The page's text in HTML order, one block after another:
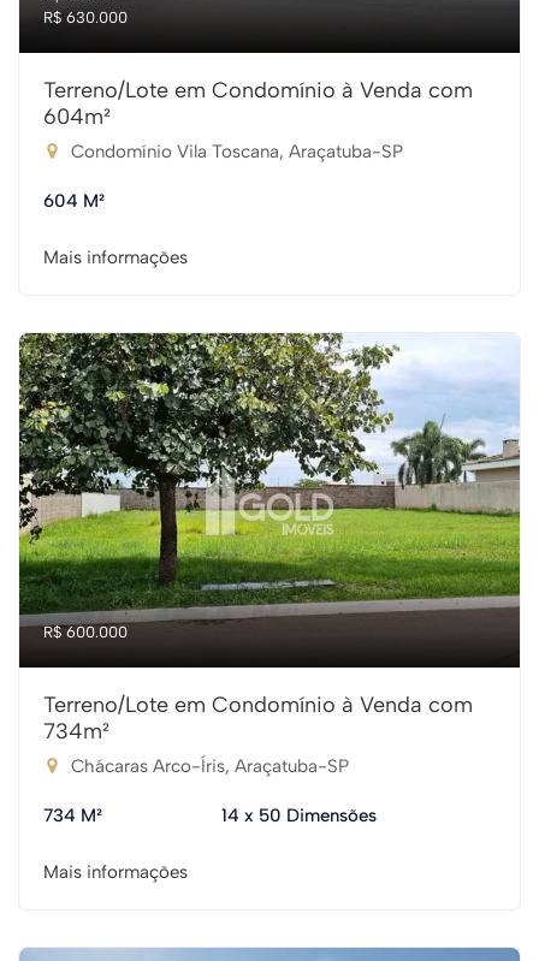
R$ 630.000
Terreno/Lote em Condomínio à Venda com
604m²
Condomínio Vila Toscana, Araçatuba-SP
604 M²
Mais informações
R$ 600.000
Terreno/Lote em Condomínio à Venda com
734m²
Chácaras Arco-Íris, Araçatuba-SP
734 M² 14 x 50 Dimensões
Mais informações